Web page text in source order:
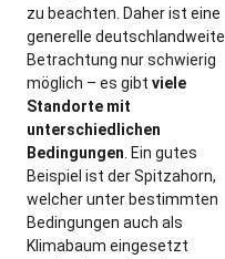
zu beachten. Daher ist eine
generelle deutschlandweite
Betrachtung nur schwierig
möglich – es gibt viele
Standorte mit
unterschiedlichen
Bedingungen . Ein gutes
Beispiel ist der Spitzahorn,
welcher unter bestimmten
Bedingungen auch als
Klimabaum eingesetzt